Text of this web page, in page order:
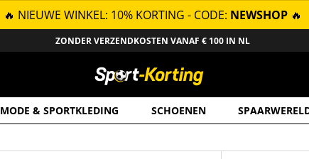
🔥 NIEUWE WINKEL: 10% KORTING - CODE: NEWSHOP 🔥
ZONDER VERZENDKOSTEN VANAF € 100 IN NL
MODE & SPORTKLEDING SCHOENEN